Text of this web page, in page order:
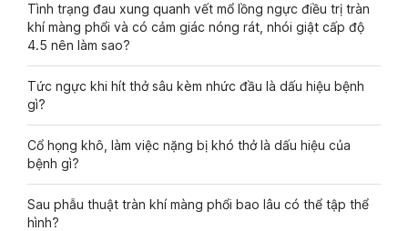
Tình trạng đau xung quanh vết mổ lồng ngực điều trị tràn
khí màng phổi và có cảm giác nóng rát, nhói giật cấp độ
4.5 nên làm sao?
Tức ngực khi hít thở sâu kèm nhức đầu là dấu hiệu bệnh
gì?
Cổ họng khô, làm việc nặng bị khó thở là dấu hiệu của
bệnh gì?
Sau phẫu thuật tràn khí màng phổi bao lâu có thể tập thể
hình?